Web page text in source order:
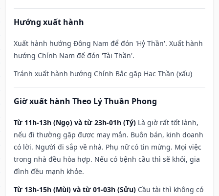
Hướng xuất hành
Xuất hành hướng Đông Nam để đón 'Hỷ Thần'. Xuất hành
hướng Chính Nam để đón 'Tài Thần'.
Tránh xuất hành hướng Chính Bắc gặp Hạc Thần (xấu)
Giờ xuất hành Theo Lý Thuần Phong
Từ 11h-13h (Ngọ) và từ 23h-01h (Tý) Là giờ rất tốt lành,
nếu đi thường gặp được may mắn. Buôn bán, kinh doanh
có lời. Người đi sắp về nhà. Phụ nữ có tin mừng. Mọi việc
trong nhà đều hòa hợp. Nếu có bệnh cầu thì sẽ khỏi, gia
đình đều mạnh khỏe.
Từ 13h-15h (Mùi) và từ 01-03h (Sửu) Cầu tài thì không có